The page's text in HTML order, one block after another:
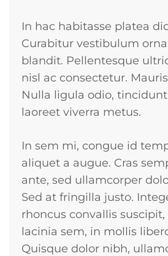
In hac habitasse platea
Curabitur vestibulum
blandit. Pellentesque
nisl ac consectetur.
Nulla ligula odio,
laoreet viverra metus.
In sem mi, congue id
aliquet a augue. Cras
ante, sed ullamcorper
Sed at fringilla justo.
rhoncus convallis
lacinia sem, in mollis
Quisque dolor nibh,